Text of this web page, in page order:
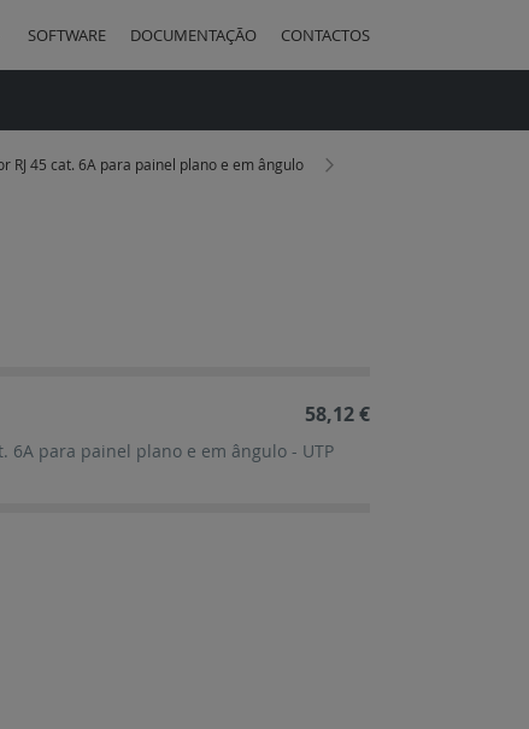
SOFTWARE DOCUMENTAÇÃO CONTACTOS
RJ 45 cat. 6A para painel plano e em ângulo
6A para painel plano e em ângulo - UTP
58,12 €